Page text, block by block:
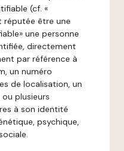
(cf. «
réputée être une
une personne
directement
par référence à
un numéro
de localisation, un
plusieurs
à son identité
psychique,